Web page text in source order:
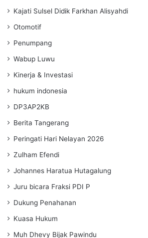
Kajati Sulsel Didik Farkhan Alisyahdi
Otomotif
Penumpang
Wabup Luwu
Kinerja & Investasi
hukum indonesia
DP3AP2KB
Berita Tangerang
Peringati Hari Nelayan 2026
Zulham Efendi
Johannes Haratua Hutagalung
Juru bicara Fraksi PDI P
Dukung Penahanan
Kuasa Hukum
Muh Dhevy Bijak Pawindu